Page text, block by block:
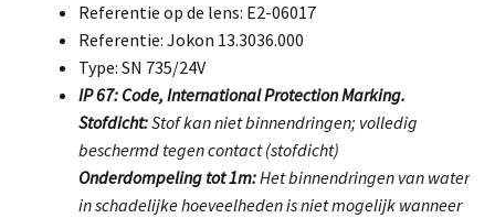
Referentie op de lens: E2-06017
Referentie: Jokon 13.3036.000
Type: SN 735/24V
IP 67: Code, International Protection Marking.
Stofdicht:Stof kan niet binnendringen; volledig
beschermd tegen contact (stofdicht)
Onderdompeling tot 1m:Het binnendringen van water
in schadelijke hoeveelheden is niet mogelijk wanneer